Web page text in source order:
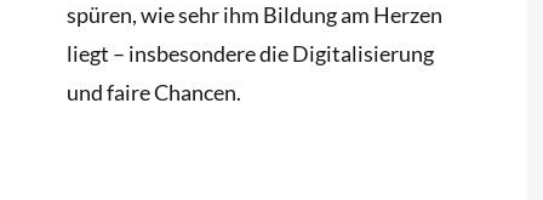
spüren, wie sehr ihm Bildung am Herzen
liegt – insbesondere die Digitalisierung
und faire Chancen.